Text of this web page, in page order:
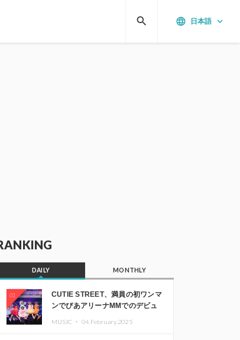
language 日本語 keyboard_arrow_down
search
DAILY MONTHLY
01
CUTIE STREET、満員の初ワンマ
ンでぴあアリーナMMでのデビュ
MUSIC ・ 04.February.2025